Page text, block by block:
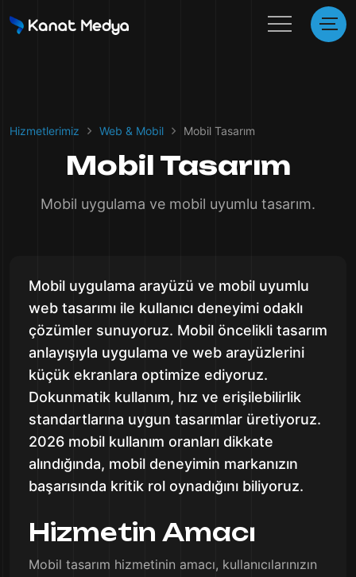
Hizmetlerimiz Web & Mobil Mobil Tasarım
Mobil Tasarım
Mobil uygulama ve mobil uyumlu tasarım.
Mobil uygulama arayüzü ve mobil uyumlu
web tasarımı ile kullanıcı deneyimi odaklı
çözümler sunuyoruz. Mobil öncelikli tasarım
anlayışıyla uygulama ve web arayüzlerini
küçük ekranlara optimize ediyoruz.
Dokunmatik kullanım, hız ve erişilebilirlik
standartlarına uygun tasarımlar üretiyoruz.
2026 mobil kullanım oranları dikkate
alındığında, mobil deneyimin markanızın
başarısında kritik rol oynadığını biliyoruz.
Hizmetin Amacı
Mobil tasarım hizmetinin amacı, kullanıcılarınızın